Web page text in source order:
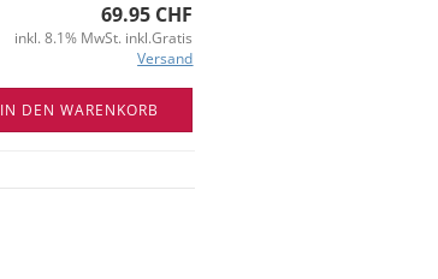
69.95 CHF
inkl. 8.1% MwSt. inkl.Gratis
Versand
IN DEN WARENKORB